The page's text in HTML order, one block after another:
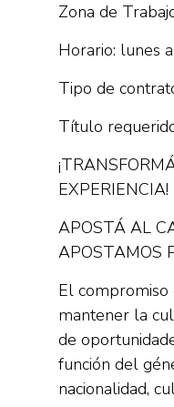
Zona de
Horario: lunes
Tipo de
Título
EXPERIENCIA!
APOSTÁ AL
APOSTAMOS
El
mantener la
de
función del
nacionalidad,